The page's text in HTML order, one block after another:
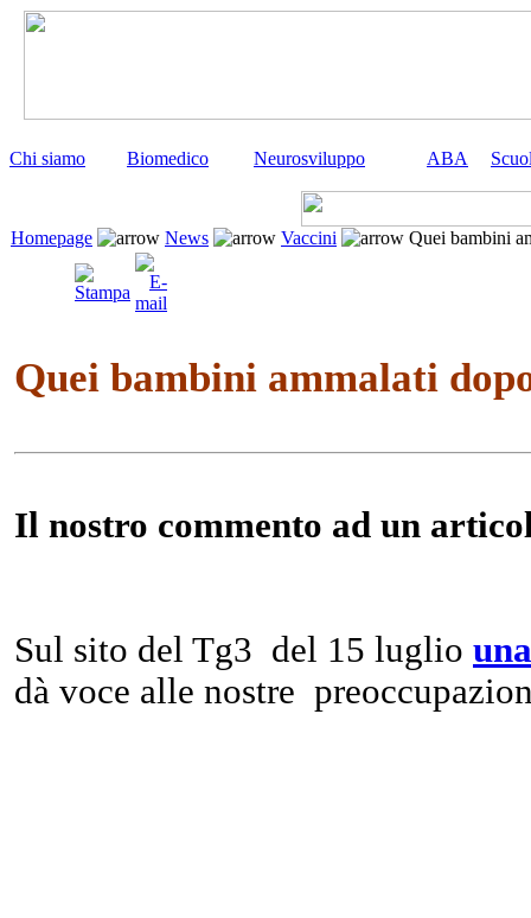
Chi siamo Biomedico Neurosviluppo ABA
Homepage News Vaccini Quei bambini
Quei bambini ammalati
Il nostro commento ad un
Sul sito del Tg3 del 15 luglio
dà voce alle nostre